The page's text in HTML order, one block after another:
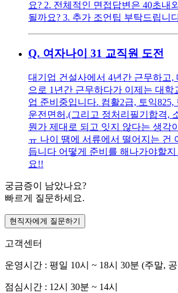
요? 2. 전체적인 면접답변은 40초내
될까요? 3. 추가 조언팁 부탁드립니
Q. 여자나이 31 교직원 도전
대기업 건설사에서 4년간 근무하고,
으로 1년간 근무하다가 이제는 대학
업 준비중입니다. 컴활2급, 토익825,
운전면허,(그리고 정처리필기합격,
뭔가 제대로 되고 잇지 않다는 생각
ㅠ 나이 땜에 서류에서 떨어지는 건
듭니다 어떻게 준비를 해나가야할지
요!!
궁금증이 남았나요?
빠르게 질문하세요.
현직자에게 질문하기
고객센터
운영시간 : 평일 10시 ~ 18시 30분 (주말,
점심시간 : 12시 30분 ~ 14시